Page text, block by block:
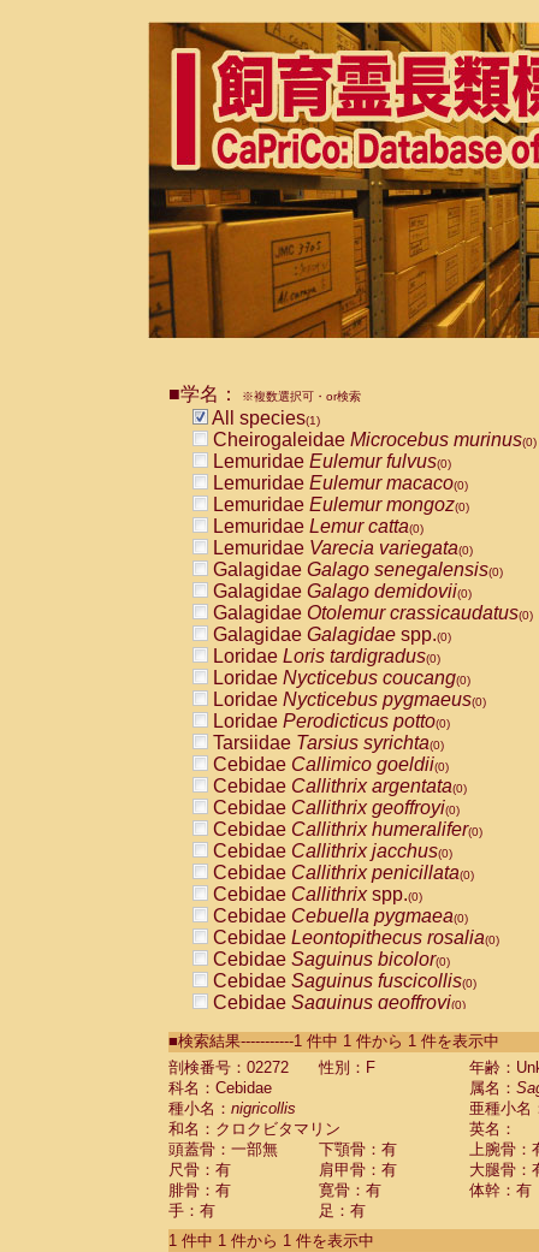
■学名： ※複数選択可・or検索
All species(1)
Cheirogaleidae Microcebus murinus(0)
Lemuridae Eulemur fulvus(0)
Lemuridae Eulemur macaco(0)
Lemuridae Eulemur mongoz(0)
Lemuridae Lemur catta(0)
Lemuridae Varecia variegata(0)
Galagidae Galago senegalensis(0)
Galagidae Galago demidovii(0)
Galagidae Otolemur crassicaudatus(0)
Galagidae Galagidae spp.(0)
Loridae Loris tardigradus(0)
Loridae Nycticebus coucang(0)
Loridae Nycticebus pygmaeus(0)
Loridae Perodicticus potto(0)
Tarsiidae Tarsius syrichta(0)
Cebidae Callimico goeldii(0)
Cebidae Callithrix argentata(0)
Cebidae Callithrix geoffroyi(0)
Cebidae Callithrix humeralifer(0)
Cebidae Callithrix jacchus(0)
Cebidae Callithrix penicillata(0)
Cebidae Callithrixspp.(0)
Cebidae Cebuella pygmaea(0)
Cebidae Leontopithecus rosalia(0)
Cebidae Saguinus bicolor(0)
Cebidae Saguinus fuscicollis(0)
Cebidae Saguinus geoffroyi(0)
CebidaeSaguinus labiatus(0)
Cebidae Saguinus leucopus (0)
Cebidae
CebidaeSaguinus mystax
CebidaeSaguinus nigricollis (1)
Cebidae Saguinus oedipus
Cebidae Saguinus weddelli
Cebidae Saguinusspp.
Cebidae Aotus trivirgatus
Cebidae Cebus albifrons
■検索結果-----------1 件中 1 件から 1 件を表示中
剖検番号：02272
性別：F
年齢：
科名：Cebidae
属名：
種小名： nigricollis
亜種小名
和名：クロクビタマリン
英名：
頭蓋骨：一部無
下顎骨：有
上腕骨：
尺骨：有
肩甲骨：有
大腿骨：
腓骨：有
寛骨：有
体幹：有
手：有
足：有
1 件中 1 件から 1 件を表示中